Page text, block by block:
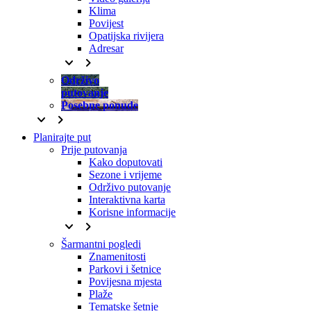
Klima
Povijest
Opatijska rivijera
Adresar
keyboard_arrow_down keyboard_arrow_right
Održivo
putovanje
Posebne ponude
keyboard_arrow_down keyboard_arrow_right
Planirajte put
Prije putovanja
Kako doputovati
Sezone i vrijeme
Održivo putovanje
Interaktivna karta
Korisne informacije
keyboard_arrow_down keyboard_arrow_right
Šarmantni pogledi
Znamenitosti
Parkovi i šetnice
Povijesna mjesta
Plaže
Tematske šetnje